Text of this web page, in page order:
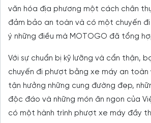
văn hóa địa phương một cách chân
đảm bảo an toàn và có một chuyến đi
ý những điều mà MOTOGO đã tổng
Với sự chuẩn bị kỹ lưỡng và cẩn thận,
chuyến đi phượt bằng xe máy an toàn
tận hưởng những cung đường đẹp,
độc đáo và những món ăn ngon của
có một hành trình phượt xe máy đầy